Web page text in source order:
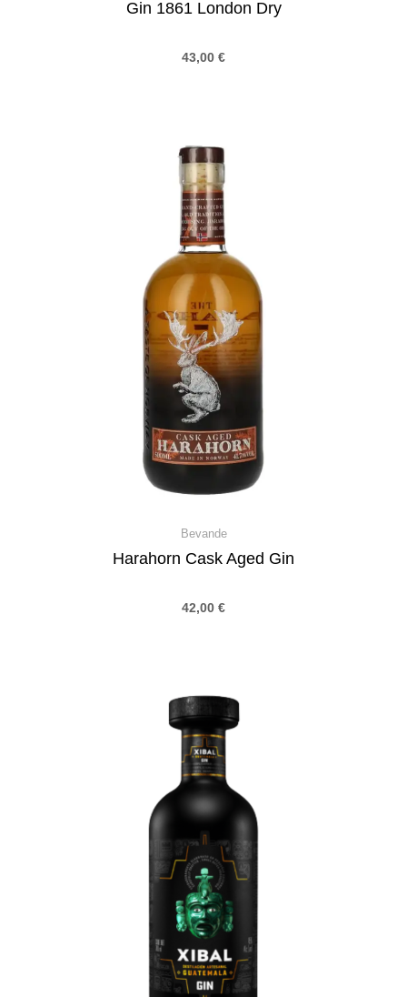
Gin 1861 London Dry
43,00 €
Bevande
Harahorn Cask Aged Gin
42,00 €